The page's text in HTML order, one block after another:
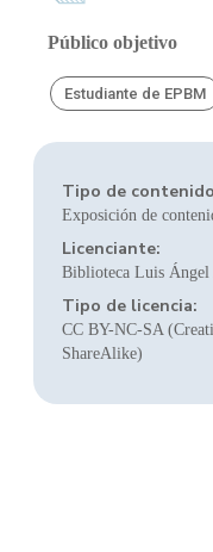
Público objetivo
Estudiante de EPBM
Tipo de
Exposición de
Licenciante:
Biblioteca Luis Ángel
Tipo de licencia:
CC BY-NC-SA
ShareAlike)